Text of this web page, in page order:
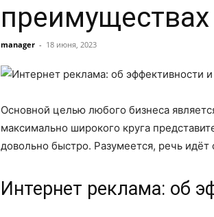
преимуществах
manager - 18 июня, 2023
Основной целью любого бизнеса
максимально широкого круга
довольно быстро. Разумеется, речь
Интернет реклама: об